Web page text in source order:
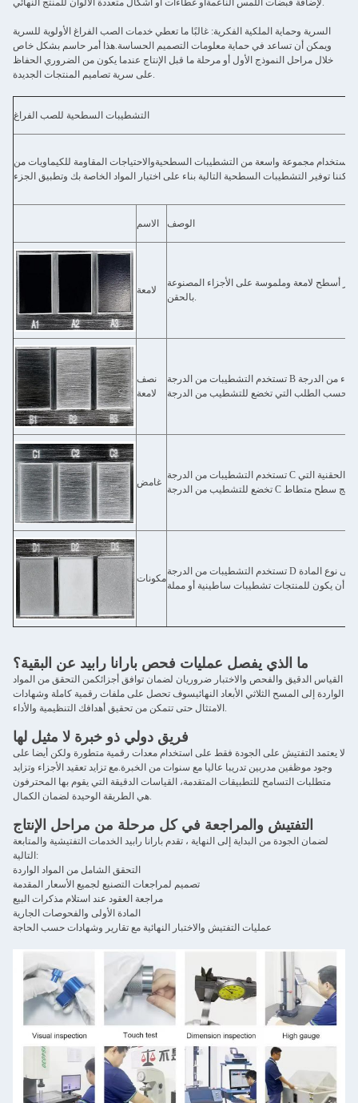
لإضافة قبضات اللمس الناعمةأو غطاءات أو أشكال متعددة الألوان للمنتج النهائي.
السرية وحماية الملكية الفكرية: غالبًا ما تعطي خدمات الصب الفراغ الأولوية للسرية
ويمكن أن تساعد في حماية معلومات التصميم الحساسة.هذا أمر حاسم بشكل خاص
خلال مراحل النموذج الأول أو مرحلة ما قبل الإنتاج عندما يكون من الضروري الحفاظ
على سرية تصاميم المنتجات الجديدة.
التشطيبات السطحية للصب الفراغ
باستخدام مجموعة واسعة من التشطيبات السطحيةوالاحتياجات المقاومة للكيماويات من
الاسم الوصف
لامعة
أسطح لامعة وملموسة على الأجزاء المصنوعة
بالحقن.
نصف
لامعة
تستخدم التشطيبات من الدرجة B ورق الرمل الصلب لإنتاج أجزاء ذات تشطيب أكثر قسوة قليلاً من الأجزاء من الدرجة A. تحتوي
غامض
تستخدم التشطيبات من الدرجة C حجارة التشطيب الصلبة لإنتاج سطح خشن وغير متساو. تتمتع أجزاء البلاستيك الحقنية التي
مكونات
تستخدم التشطيبات من الدرجة D الحصى والخرز الزجاجي الجاف أو أكسيد لإنتاج التشطيب الخام جداً. اعتماداً على نوع المادة
ما الذي يفصل عمليات فحص بارانا رابيد عن البقية؟
القياس الدقيق والفحص والاختبار ضروريان لضمان توافق أجزائكمن التحقق من المواد
الواردة إلى المسح الثلاثي الأبعاد النهائيسوف تحصل على ملفات رقمية كاملة وشهادات
الامتثال حتى تتمكن من تحقيق أهدافك التنظيمية والأداء.
فريق دولي ذو خبرة لا مثيل لها
لا يعتمد التفتيش على الجودة فقط على استخدام معدات رقمية متطورة ولكن أيضا على
وجود موظفين مدربين تدريبا عاليا مع سنوات من الخبرة.مع تزايد تعقيد الأجزاء وتزايد
متطلبات التسامح للتطبيقات المتقدمة، القياسات الدقيقة التي يقوم بها المحترفون
هي الطريقة الوحيدة لضمان الكمال.
التفتيش والمراجعة في كل مرحلة من مراحل الإنتاج
لضمان الجودة من البداية إلى النهاية ، تقدم بارانا رابيد الخدمات التفتيشية والمتابعة
التالية:
التحقق الشامل من المواد الواردة
تصميم لمراجعات التصنيع لجميع الأسعار المقدمة
مراجعة العقود عند استلام مذكرات البيع
المادة الأولى والفحوصات الجارية
عمليات التفتيش والاختبار النهائية مع تقارير وشهادات حسب الحاجة